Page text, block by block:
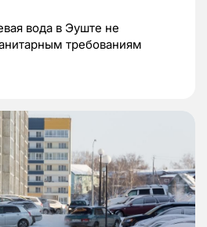
вода в Эуште не
требованиям